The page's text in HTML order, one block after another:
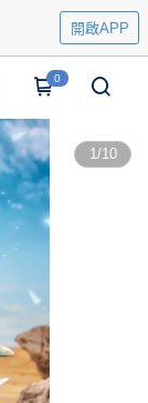
開啟APP
0
1/10